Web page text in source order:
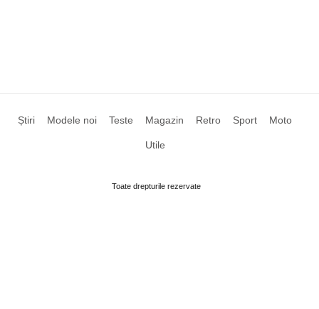
Știri Modele noi Teste Magazin Retro Sport Moto
Utile
Toate drepturile rezervate